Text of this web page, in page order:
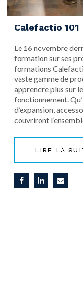
Calefactio 101
​Le 16 novembre
formation sur ses
formations
vaste gamme de
apprendre plus sur
fonctionnement.
d’expansion,
couvriront
LIRE LA